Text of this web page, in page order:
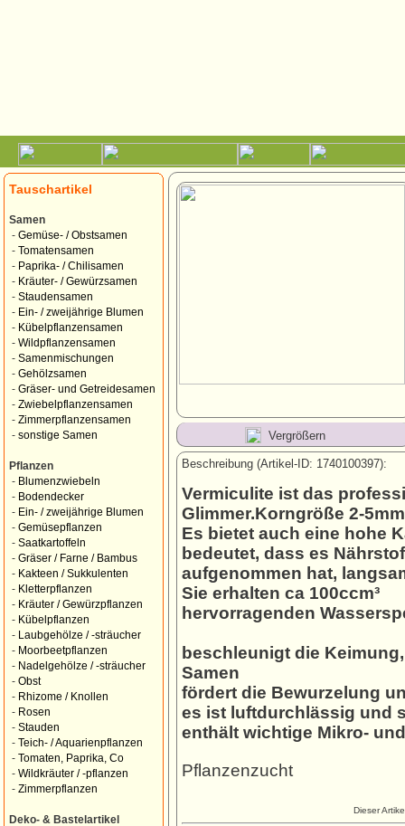
Tauschartikel
Samen
- Gemüse- / Obstsamen
- Tomatensamen
- Paprika- / Chilisamen
- Kräuter- / Gewürzsamen
- Staudensamen
- Ein- / zweijährige Blumen
- Kübelpflanzensamen
- Wildpflanzensamen
- Samenmischungen
- Gehölzsamen
- Gräser- und Getreidesamen
- Zwiebelpflanzensamen
- Zimmerpflanzensamen
- sonstige Samen
Pflanzen
- Blumenzwiebeln
- Bodendecker
- Ein- / zweijährige Blumen
- Gemüsepflanzen
- Saatkartoffeln
- Gräser / Farne / Bambus
- Kakteen / Sukkulenten
- Kletterpflanzen
- Kräuter / Gewürzpflanzen
- Kübelpflanzen
-
Laubgehölze / -sträucher
- Moorbeetpflanzen
- Nadelgehölze / -sträucher
- Obst
- Rhizome / Knollen
- Rosen
- Stauden
- Teich- / Aquarienpflanzen
- Tomaten, Paprika, Co
- Wildkräuter / -pflanzen
- Zimmerpflanzen
Deko- & Bastelartikel
Vergrößern
Beschreibung (Artikel-ID: 1740100397):
Vermiculite ist das
Glimmer.Korngröße 2-5mm
Es bietet auch eine hohe
bedeutet, dass es
aufgenommen hat,
Sie erhalten ca 100ccm³
hervorragenden
beschleunigt die
Samen
fördert die Bewurzelung
es ist luftdurchlässig und
enthält wichtige Mikro-
Pflanzenzucht
Dieser